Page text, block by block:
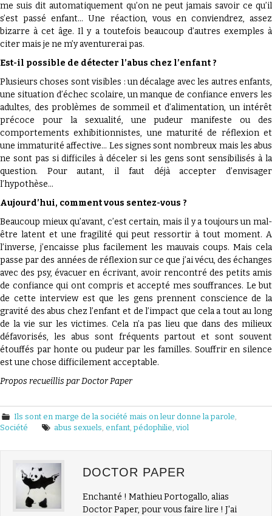
me suis dit automatiquement qu’on ne peut jamais savoir ce qu’il
s’est passé enfant… Une réaction, vous en conviendrez, assez
bizarre à cet âge. Il y a toutefois beaucoup d’autres exemples à
citer mais je ne m’y aventurerai pas.
Est-il possible de détecter l’abus chez l’enfant ?
Plusieurs choses sont visibles : un décalage avec les autres enfants,
une situation d’échec scolaire, un manque de confiance envers les
adultes, des problèmes de sommeil et d’alimentation, un intérêt
précoce pour la sexualité, une pudeur manifeste ou des
comportements exhibitionnistes, une maturité de réflexion et
une immaturité affective… Les signes sont nombreux mais les abus
ne sont pas si difficiles à déceler si les gens sont sensibilisés à la
question. Pour autant, il faut déjà accepter d’envisager
l’hypothèse…
Aujourd’hui, comment vous sentez-vous ?
Beaucoup mieux qu’avant, c’est certain, mais il y a toujours un mal-
être latent et une fragilité qui peut ressortir à tout moment. A
l’inverse, j’encaisse plus facilement les mauvais coups. Mais cela
passe par des années de réflexion sur ce que j’ai vécu, des échanges
avec des psy, évacuer en écrivant, avoir rencontré des petits amis
de confiance qui ont compris et accepté mes souffrances. Le but
de cette interview est que les gens prennent conscience de la
gravité des abus chez l’enfant et de l’impact que cela a tout au long
de la vie sur les victimes. Cela n’a pas lieu que dans des milieux
défavorisés, les abus sont fréquents partout et sont souvent
étouffés par honte ou pudeur par les familles. Souffrir en silence
est une chose difficilement acceptable.
Propos recueillis par Doctor Paper
Ils sont en marge de la société mais on leur donne la parole,
Société
abus sexuels, enfant,pédophilie,viol
DOCTOR PAPER
Enchanté ! Mathieu Portogallo, alias
Doctor Paper, pour vous faire lire ! J'ai